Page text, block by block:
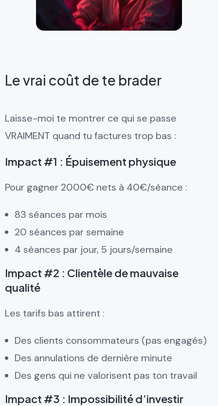
Le vrai coût de te brader
Laisse-moi te montrer ce qui se passe
VRAIMENT quand tu factures trop bas :
Impact #1 : Épuisement physique
Pour gagner 2000€ nets à 40€/séance :
83 séances par mois
20 séances par semaine
4 séances par jour, 5 jours/semaine
Impact #2 : Clientèle de mauvaise
qualité
Les tarifs bas attirent :
Des clients consommateurs (pas engagés)
Des annulations de dernière minute
Des gens qui ne valorisent pas ton travail
Impact #3 : Impossibilité d’investir